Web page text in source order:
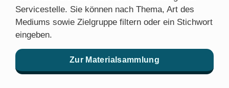
Servicestelle. Sie können nach Thema, Art des
Mediums sowie Zielgruppe filtern oder ein Stichwort
eingeben.
Zur Materialsammlung